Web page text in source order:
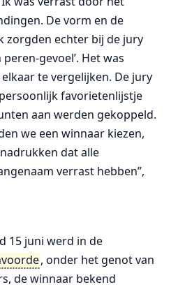
De vorm en de
zorgden echter bij de jury
gevoel’. Het was
te vergelijken. De jury
favorietenlijstje
aan werden gekoppeld.
we een winnaar kiezen,
dat alle
verrast hebben”,
15 juni werd in de
, onder het genot van
de winnaar bekend